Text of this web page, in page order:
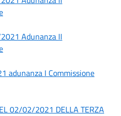
Adunanza II
adunanza I Commissione
02/02/2021 DELLA TERZA